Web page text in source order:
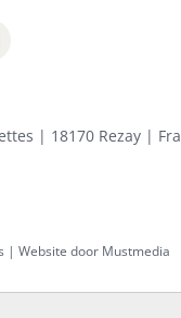
| 18170 Rezay |
| Website door Mustmedia